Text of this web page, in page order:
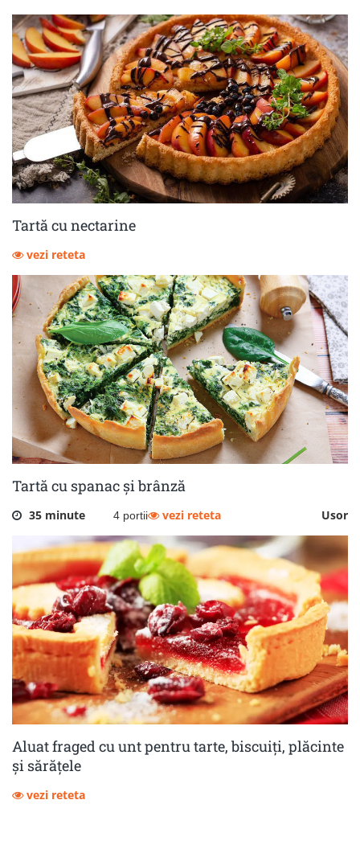
Tartă cu nectarine
vezi reteta
Tartă cu spanac și brânză
35 minute 4 portii Usor
vezi reteta
Aluat fraged cu unt pentru tarte, biscuiți, plăcinte
și sărățele
vezi reteta